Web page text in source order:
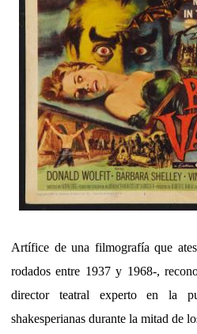
Artífice de una filmografía que
rodados entre 1937 y 1968-,
director teatral experto en la
shakesperianas durante la mitad de